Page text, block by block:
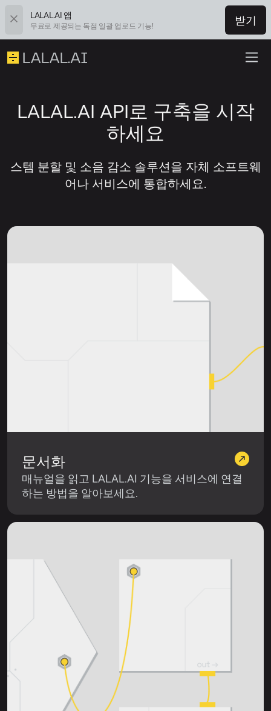
LALAL.AI 앱
무료로 제공되는 독점 일괄 업로드 기능! 받기
LALAL.AI API로 구축을 시작
하세요
스템 분할 및 소음 감소 솔루션을 자체 소프트웨
어나 서비스에 통합하세요.
문서화
매뉴얼을 읽고 LALAL.AI 기능을 서비스에 연결
하는 방법을 알아보세요.